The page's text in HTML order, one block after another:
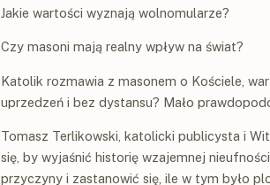
Jakie wartości wyznają wolnomularze?
Czy masoni mają realny wpływ na świat?
Katolik rozmawia z masonem o Kościele,
uprzedzeń i bez dystansu? Mało
Tomasz Terlikowski, katolicki publicysta i
się, by wyjaśnić historię wzajemnej
przyczyny i zastanowić się, ile w tym było